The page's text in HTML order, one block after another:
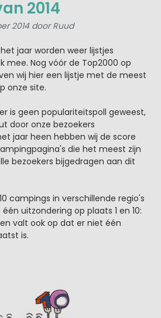
2014
2014 door Ruud
jaar worden weer lijstjes
mee. Nog vóór de Top2000 op
wij hier een lijstje met de meest
onze site.
is geen populariteitspoll geweest,
door onze bezoekers
jaar heen hebben wij de score
die het meest zijn
bezoekers bijgedragen aan dit
campings in verschillende regio's
uitzondering op plaats 1 en 10:
valt ook op dat er niet één
is.